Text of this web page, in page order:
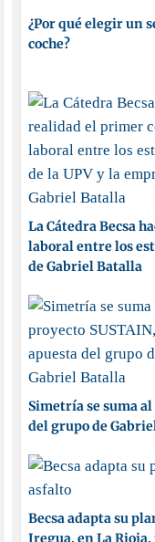
¿Por qué elegir un
coche?
La Cátedra Becsa
laboral entre los
de Gabriel Batalla
Simetría se suma al
del grupo de
Becsa adapta su
Iregua, en La